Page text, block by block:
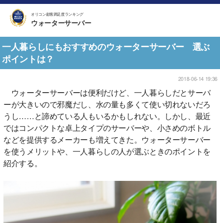
オリコン顧客満足度ランキング
ウォーターサーバー
一人暮らしにもおすすめのウォーターサーバー 選ぶ
ポイントは？
2018-06-14 19:36
ウォーターサーバーは便利だけど、一人暮らしだとサーバ
ーが大きいので邪魔だし、水の量も多くて使い切れないだろ
うし……と諦めている人もいるかもしれない。しかし、最近
ではコンパクトな卓上タイプのサーバーや、小さめのボトル
などを提供するメーカーも増えてきた。ウォーターサーバー
を使うメリットや、一人暮らしの人が選ぶときのポイントを
紹介する。